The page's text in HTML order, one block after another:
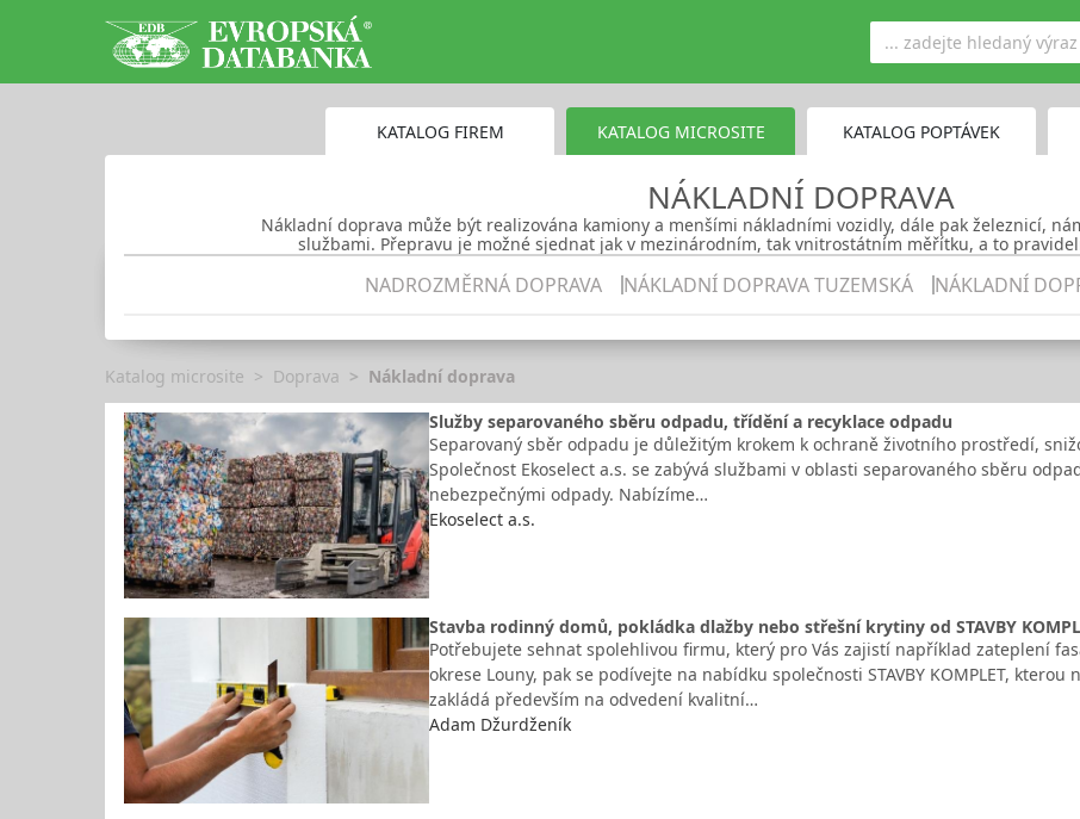
KATALOG FIREM KATALOG MICROSITE KATALOG POPTÁVEK
NÁKLADNÍ DOPRAVA
Nákladní doprava může být realizována kamiony a menšími nákladními vozidly, dále pak železnicí,
službami. Přepravu je možné sjednat jak v mezinárodním, tak vnitrostátním měřítku, a to
NADROZMĚRNÁ DOPRAVA NÁKLADNÍ DOPRAVA TUZEMSKÁ NÁKLADNÍ
Katalog microsite Doprava Nákladní doprava
Služby separovaného sběru odpadu, třídění a recyklace odpadu
Separovaný sběr odpadu je důležitým krokem k ochraně životního prostředí,
Společnost Ekoselect a.s. se zabývá službami v oblasti separovaného sběru
nebezpečnými odpady. Nabízíme…
Ekoselect a.s.
Stavba rodinný domů, pokládka dlažby nebo střešní krytiny od STAVBY
Potřebujete sehnat spolehlivou firmu, který pro Vás zajistí například zateplení
okrese Louny, pak se podívejte na nabídku společnosti STAVBY KOMPLET, kterou
zakládá především na odvedení kvalitní…
Adam Džurdženík